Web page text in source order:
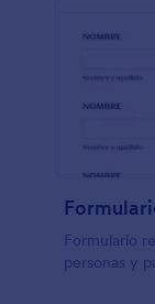
Formulario
personas y